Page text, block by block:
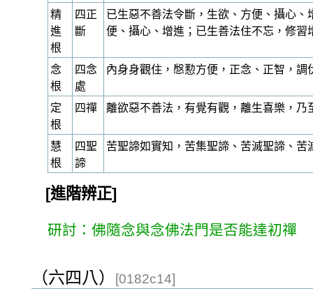
精
進
根
四正
斷
已生惡不善法令斷，生欲、方便、攝心
便、攝心、增進；已生善法住不忘，修
念
根
四念
處
內身身觀住，慇懃方便，正念、正智，
定
根
四禪 離欲惡不善法，有覺有觀，離生喜樂，乃
慧
根
四聖
諦
苦聖諦如實知，苦集聖諦、苦滅聖諦、苦
[進階辨正]
研討：佛隨念與念佛法門是否能達初禪
（六四八） [0182c14]